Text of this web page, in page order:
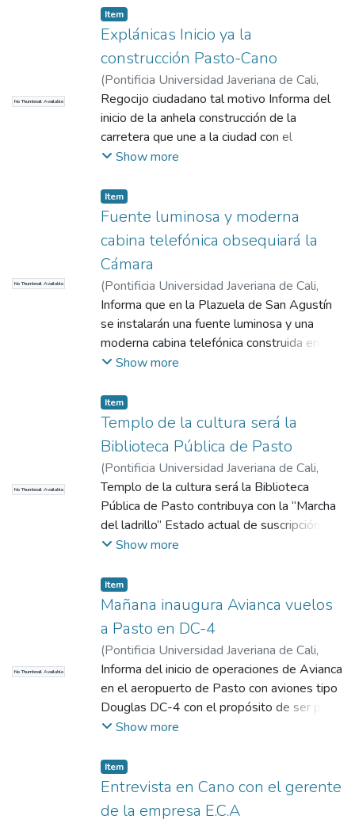
No Thumbnail Available
Item
Explánicas Inicio ya la
construcción Pasto-Cano
(Pontificia Universidad Javeriana de Cali,
2017)COMHISTORIA
Regocijo ciudadano tal motivo Informa del
inicio de la anhela construcción de la
carretera que une a la ciudad con el
aeropuerto Cano. La firma Explanicas S.A
el tiempo estipulado.
Show more
No Thumbnail Available
Item
Fuente luminosa y moderna
cabina telefónica obsequiará la
Cámara
(Pontificia Universidad Javeriana de Cali,
2017)COMHISTORIA
Informa que en la Plazuela de San Agustín
se instalarán una fuente luminosa y una
moderna cabina telefónica construida en
material plástico que serán ubicadas en el
presentes los entrega la Cámara de
Comercio de Pasto por sus 50 años de
labores.
Show more
No Thumbnail Available
Item
Templo de la cultura será la
Biblioteca Pública de Pasto
(Pontificia Universidad Javeriana de Cali,
2017)COMHISTORIA
Templo de la cultura será la Biblioteca
Pública de Pasto contribuya con la “Marcha
del ladrillo” Estado actual de suscripción. En
Pasto se construye la biblioteca pública y el
“marcha del ladrillo” para que los ciudadanos
se vinculen con la construcción donando
ladrillos. 4 ladrillos valen $1. Está el listado
de las personas que han realizado las
donaciones.
Show more
No Thumbnail Available
Item
Mañana inaugura Avianca vuelos
a Pasto en DC-4
(Pontificia Universidad Javeriana de Cali,
2017)COMHISTORIA
Informa del inicio de operaciones de Avianca
en el aeropuerto de Pasto con aviones tipo
Douglas DC-4 con el propósito de ser parte
del programa de inauguración del
Show more
Item
Entrevista en Cano con el gerente
de la empresa E.C.A